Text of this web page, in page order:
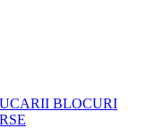
BLOCURI